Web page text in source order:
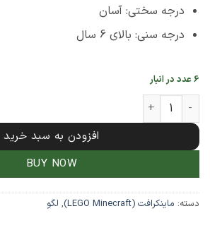
درجه سختی: آسان
درجه سنی: بالای 6 سال
افزودن به سبد خرید
BUY NOW
دسته:ماینکرافت (LEGO Minecraft) ,لگو